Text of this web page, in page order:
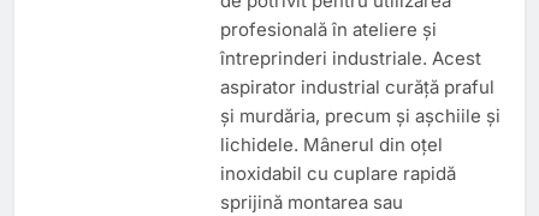
profesională în ateliere și
întreprinderi industriale. Acest
aspirator industrial curăță praful
și murdăria, precum și așchiile și
lichidele. Mânerul din oțel
inoxidabil cu cuplare rapidă
sprijină montarea sau